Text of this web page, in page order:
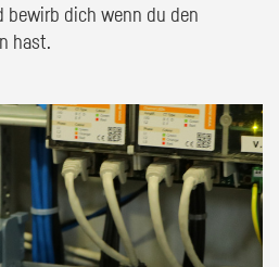
bewirb dich wenn du den
hast.